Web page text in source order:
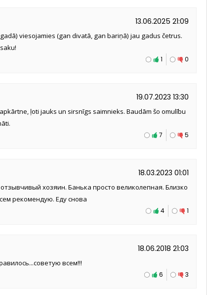
13.06.2025 21:09
viesojamies (gan divatā, gan bariņā) jau gadus četrus.
0
1
19.07.2023 13:30
ļoti jauks un sirsnīgs saimnieks. Baudām šo omulību
5
7
18.03.2023 01:01
хозяин. Банька просто великолепная. Близко
рекомендую. Еду снова
1
4
18.06.2018 21:03
всем!!!
3
6